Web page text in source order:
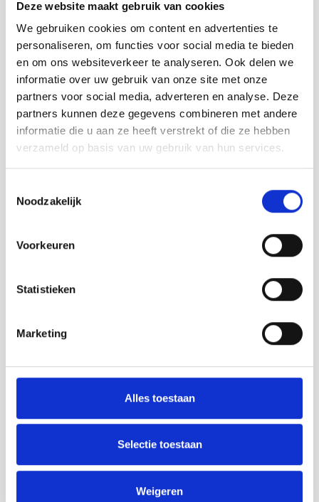
Deze website maakt gebruik van cookies
We gebruiken cookies om content en advertenties te
personaliseren, om functies voor social media te bieden
en om ons websiteverkeer te analyseren. Ook delen we
informatie over uw gebruik van onze site met onze
partners voor social media, adverteren en analyse. Deze
partners kunnen deze gegevens combineren met andere
informatie die u aan ze heeft verstrekt of die ze hebben
verzameld op basis van uw gebruik van hun services.
Noodzakelijk
Voorkeuren
Statistieken
Marketing
Alles toestaan
Selectie toestaan
Weigeren
broverfashion@gmail.com
Anderen bekeken ook:
Savoir plus